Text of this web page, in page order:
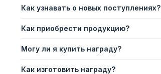
Как узнавать о новых поступлениях?
Как приобрести продукцию?
Могу ли я купить награду?
Как изготовить награду?